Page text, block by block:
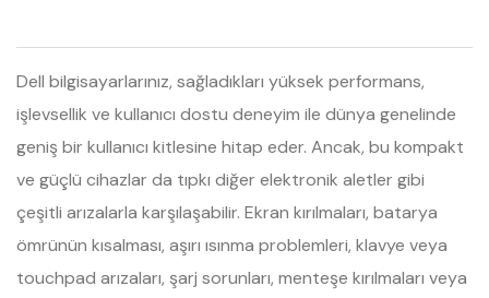
Dell bilgisayarlarınız, sağladıkları yüksek performans,
işlevsellik ve kullanıcı dostu deneyim ile dünya genelinde
geniş bir kullanıcı kitlesine hitap eder. Ancak, bu kompakt
ve güçlü cihazlar da tıpkı diğer elektronik aletler gibi
çeşitli arızalarla karşılaşabilir. Ekran kırılmaları, batarya
ömrünün kısalması, aşırı ısınma problemleri, klavye veya
touchpad arızaları, şarj sorunları, menteşe kırılmaları veya